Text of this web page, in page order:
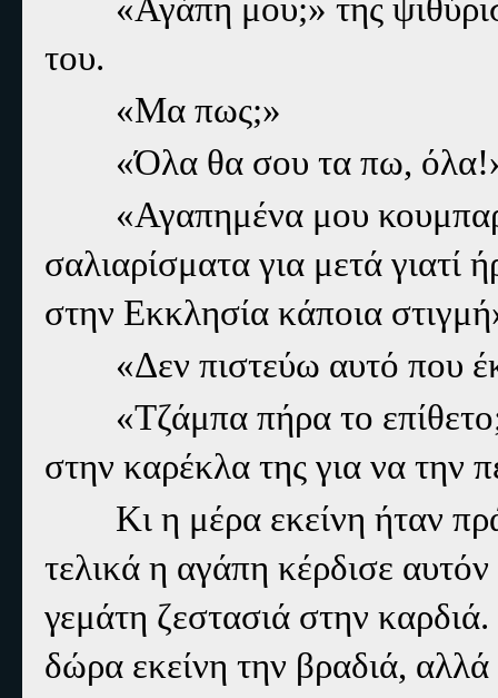
«Αγάπη μου;» της
του.
«Μα πως;»
«Όλα θα σου τα πω,
«Αγαπημένα μου
σαλιαρίσματα για μετά
στην Εκκλησία κάποια
«Δεν πιστεύω αυτό που
«Τζάμπα πήρα το επίθετο;»
στην καρέκλα της για να την
Κι η μέρα εκείνη ήταν
τελικά η αγάπη κέρδισε
γεμάτη ζεστασιά στην
δώρα εκείνη την βραδιά,